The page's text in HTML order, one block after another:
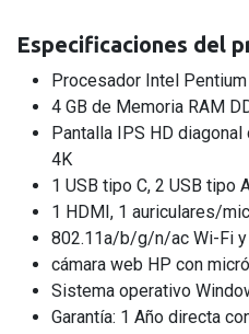
Especificaciones del
Procesador Intel
4 GB de Memoria RAM
Pantalla IPS HD
4K
1 USB tipo C, 2 USB tipo
1 HDMI, 1 auriculares/
802.11a/b/g/n/ac Wi-Fi
cámara web HP con
Sistema operativo
Garantía: 1 Año directa